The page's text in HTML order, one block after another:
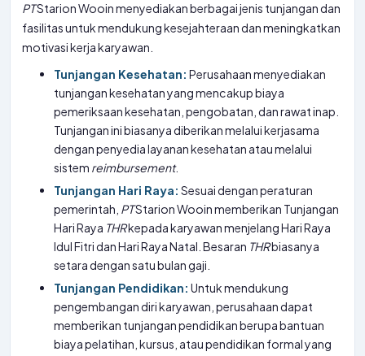
PTStarion Wooin menyediakan berbagai jenis tunjangan dan
fasilitas untuk mendukung kesejahteraan dan meningkatkan
motivasi kerja karyawan.
Tunjangan Kesehatan: Perusahaan menyediakan
tunjangan kesehatan yang mencakup biaya
pemeriksaan kesehatan, pengobatan, dan rawat inap.
Tunjangan ini biasanya diberikan melalui kerjasama
dengan penyedia layanan kesehatan atau melalui
sistem reimbursement.
Tunjangan Hari Raya: Sesuai dengan peraturan
pemerintah, PTStarion Wooin memberikan Tunjangan
Hari Raya THRkepada karyawan menjelang Hari Raya
Idul Fitri dan Hari Raya Natal. Besaran THRbiasanya
setara dengan satu bulan gaji.
Tunjangan Pendidikan: Untuk mendukung
pengembangan diri karyawan, perusahaan dapat
memberikan tunjangan pendidikan berupa bantuan
biaya pelatihan, kursus, atau pendidikan formal yang